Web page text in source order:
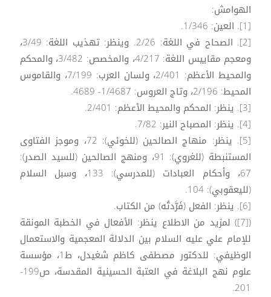
الهوامش:
[1]. العين: 1/346.
[2]. الصحاح في اللغة: 2/26. وينظر: تهذيب اللغة: 3/49،
ومعجم مقاييس اللغة: 4/217، والمخصص: 3/482، والمحكم
والمحيط الأعظم: 2/401، ولسان العرب: 7/199، والقاموس
المحيط: 2/196، وتاج العروس: 1/4687- 4689.
[3]. ينظر: المحكم والمحيط الأعظم: 2/401.
[4]. ينظر: المصباح النير: 7/82.
[5]. ينظر: منهاج الصالحين (للخوئي): 72، وموجز الفتاوى
المستنبطة (للغروي): 91، ومنهج الصالحين (للسيد الصدر):
67، وأحكام العبادات (للمدرسي): 133، وسبل السلام
(لليعقوبي): 104.
[6]. ينظر: الفعل (فَرَّدتُه) من الكتاب.
([7]) لمزيد من الاطلاع ينظر: الأفعال في الخطبة المونقة
للإمام علي عليه السلام بين الدلالة المعجمية والاستعمال
الوظيفي: للدكتور مصطفى كاظم شغيدل، ط1، مؤسسة
علوم نهج البلاغة في العتبة الحسينية المقدسة، ص199-
201.